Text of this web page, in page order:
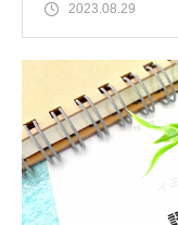
2023.08.29